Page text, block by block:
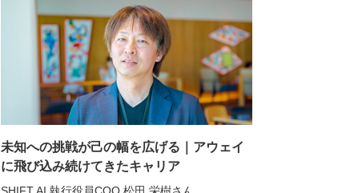
未知への挑戦が己の幅を広げる｜アウェイ
に飛び込み続けてきたキャリア